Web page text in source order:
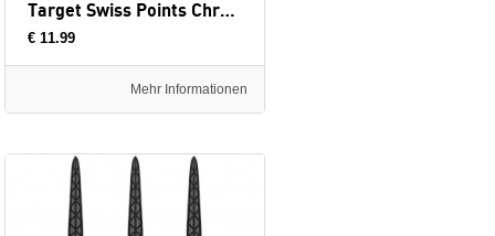
Target Swiss Points Chrono Silver - dartpunten
€ 11.99
Mehr Informationen